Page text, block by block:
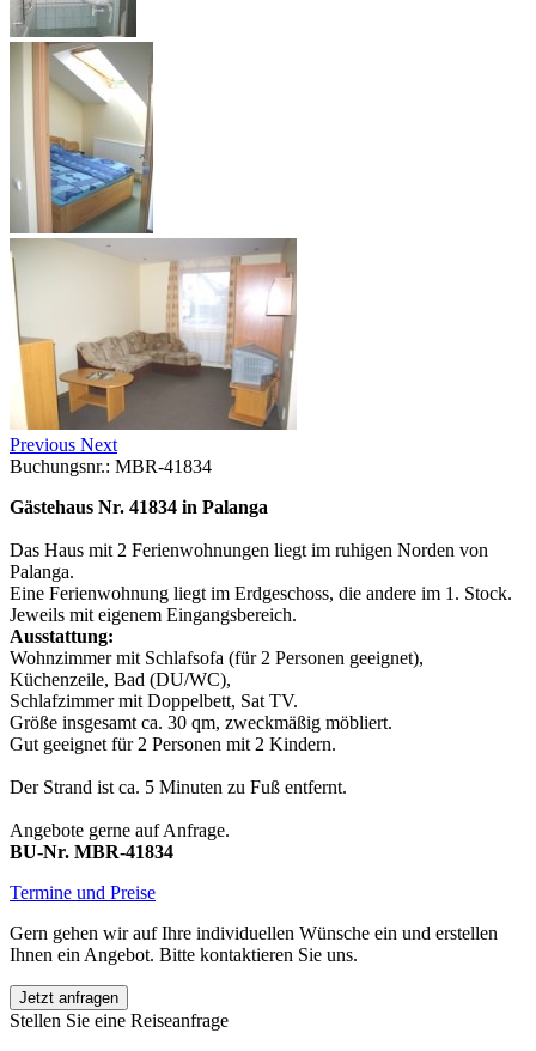
Previous Next
Buchungsnr.: MBR-41834
Gästehaus Nr. 41834 in Palanga
Das Haus mit 2 Ferienwohnungen liegt im ruhigen Norden von
Palanga.
Eine Ferienwohnung liegt im Erdgeschoss, die andere im 1. Stock.
Jeweils mit eigenem Eingangsbereich.
Ausstattung:
Wohnzimmer mit Schlafsofa (für 2 Personen geeignet),
Küchenzeile, Bad (DU/WC),
Schlafzimmer mit Doppelbett, Sat TV.
Größe insgesamt ca. 30 qm, zweckmäßig möbliert.
Gut geeignet für 2 Personen mit 2 Kindern.
Der Strand ist ca. 5 Minuten zu Fuß entfernt.
Angebote gerne auf Anfrage.
BU-Nr. MBR-41834
Termine und Preise
Gern gehen wir auf Ihre individuellen Wünsche ein und erstellen
Ihnen ein Angebot. Bitte kontaktieren Sie uns.
Jetzt anfragen
Stellen Sie eine Reiseanfrage